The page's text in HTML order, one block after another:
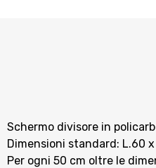
Schermo divisore in
Dimensioni standard: L.60
Per ogni 50 cm oltre le